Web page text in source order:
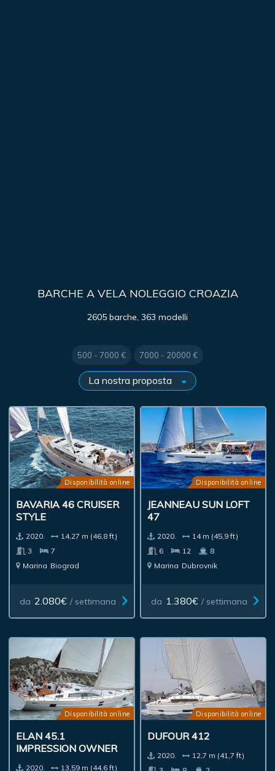
BARCHE A VELA NOLEGGIO CROAZIA
2605 barche, 363 modelli
500 - 7000 € 7000 - 20000 €
Disponibilità online
BAVARIA 46 CRUISER
STYLE
2020.
14,27 m (46,8 ft)
3
7
Marina Biograd
da 2.080€ / settimana
Disponibilità online
JEANNEAU SUN LOFT
47
2020.
14 m (45,9 ft)
6
12
8
Marina Dubrovnik
da 1.380€ / settimana
Disponibilità online
ELAN 45.1
IMPRESSION OWNER
2020.
13,59 m (44,6 ft)
Disponibilità online
DUFOUR 412
2020.
12,7 m (41,7 ft)